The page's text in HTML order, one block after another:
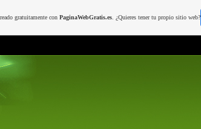
gratuitamente con PaginaWebGratis.es. ¿Quieres tener tu propio sitio web?